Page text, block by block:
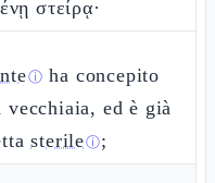
στείρᾳ·
ⓘ ha concepito
vecchiaia, ed è già
sterileⓘ;